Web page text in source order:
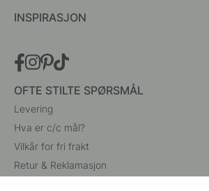
INSPIRASJON
OFTE STILTE SPØRSMÅL
Levering
Hva er c/c mål?
Vilkår for fri frakt
Retur & Reklamasjon